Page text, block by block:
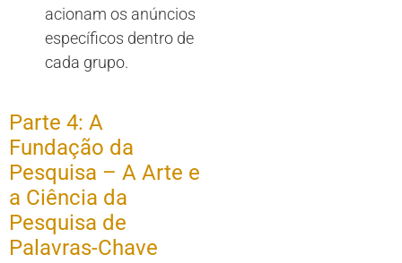
acionam os anúncios
específicos dentro de
cada grupo.
Parte 4: A
Fundação da
Pesquisa – A Arte e
a Ciência da
Pesquisa de
Palavras-Chave